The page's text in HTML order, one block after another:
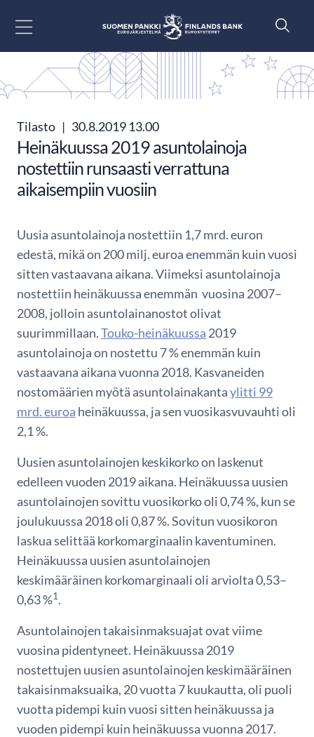
Tilasto | 30.8.2019 13.00
Heinäkuussa 2019 asuntolainoja
nostettiin runsaasti verrattuna
aikaisempiin vuosiin
Uusia asuntolainoja nostettiin 1,7 mrd. euron
edestä, mikä on 200 milj. euroa enemmän kuin vuosi
sitten vastaavana aikana. Viimeksi asuntolainoja
nostettiin heinäkuussa enemmän vuosina 2007–
2008, jolloin asuntolainanostot olivat
suurimmillaan.Touko-heinäkuussa 2019
asuntolainoja on nostettu 7 % enemmän kuin
vastaavana aikana vuonna 2018. Kasvaneiden
nostomäärien myötä asuntolainakantaylitti 99
mrd. euroa heinäkuussa, ja sen vuosikasvuvauhti oli
2,1 %.
Uusien asuntolainojen keskikorko on laskenut
edelleen vuoden 2019 aikana. Heinäkuussa uusien
asuntolainojen sovittu vuosikorko oli 0,74 %, kun se
joulukuussa 2018 oli 0,87 %. Sovitun vuosikoron
laskua selittää korkomarginaalin kaventuminen.
Heinäkuussa uusien asuntolainojen
keskimääräinen korkomarginaali oli arviolta 0,53–
0,63 %1.
Asuntolainojen takaisinmaksuajat ovat viime
vuosina pidentyneet. Heinäkuussa 2019
nostettujen uusien asuntolainojen keskimääräinen
takaisinmaksuaika, 20 vuotta 7 kuukautta, oli puoli
vuotta pidempi kuin vuosi sitten heinäkuussa ja
vuoden pidempi kuin heinäkuussa vuonna 2017.